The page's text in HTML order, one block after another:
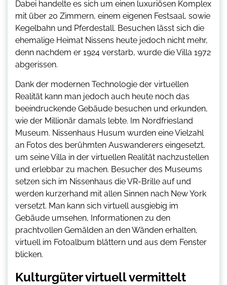
Dabei handelte es sich um einen luxuriösen Komplex
mit über 20 Zimmern, einem eigenen Festsaal, sowie
Kegelbahn und Pferdestall. Besuchen lässt sich die
ehemalige Heimat Nissens heute jedoch nicht mehr,
denn nachdem er 1924 verstarb, wurde die Villa 1972
abgerissen.
Dank der modernen Technologie der virtuellen
Realität kann man jedoch auch heute noch das
beeindruckende Gebäude besuchen und erkunden,
wie der Millionär damals lebte. Im Nordfriesland
Museum. Nissenhaus Husum wurden eine Vielzahl
an Fotos des berühmten Auswanderers eingesetzt,
um seine Villa in der virtuellen Realität nachzustellen
und erlebbar zu machen. Besucher des Museums
setzen sich im Nissenhaus die VR-Brille auf und
werden kurzerhand mit allen Sinnen nach New York
versetzt. Man kann sich virtuell ausgiebig im
Gebäude umsehen, Informationen zu den
prachtvollen Gemälden an den Wänden erhalten,
virtuell im Fotoalbum blättern und aus dem Fenster
blicken.
Kulturgüter virtuell vermittelt